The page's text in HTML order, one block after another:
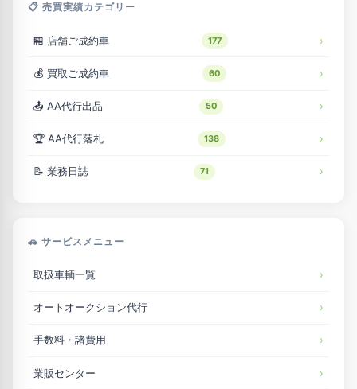
📋 売買実績カテゴリー
🏪 店舗ご成約車 177
💰 買取ご成約車 60
📤 AA代行出品 50
🏆 AA代行落札 138
📝 業務日誌 71
🚗 サービスメニュー
取扱車輌一覧
オートオークション代行
手数料・諸費用
業販センター